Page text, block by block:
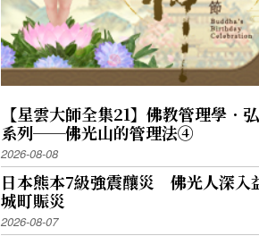
【星雲大師全集21】佛教管理學．
系列──佛光山的管理法④
2026-08-08
日本熊本7級強震釀災 佛光人深入
城町賑災
2026-08-07